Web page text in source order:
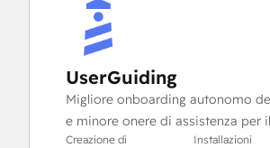
UserGuiding
Migliore onboarding autonomo
e minore onere di assistenza per
Creazione di Installazioni